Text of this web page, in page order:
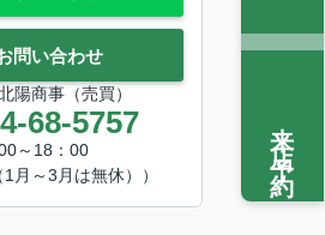
問い合わせ
陽商事（売買）
68-5757
～18：00
1月～3月は無休））
来店予約